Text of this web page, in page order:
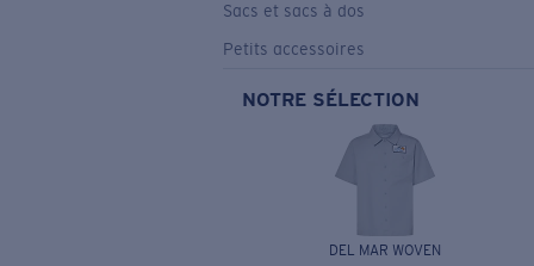
Sacs et sacs à dos
Petits accessoires
NOTRE SÉLECTION
DEL MAR WOVEN